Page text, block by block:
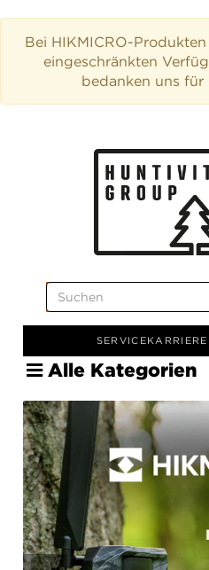
Bei HIKMICRO-
eingeschränkten
bedanken uns für
SERVICEKARRIERE
Alle Kategorien